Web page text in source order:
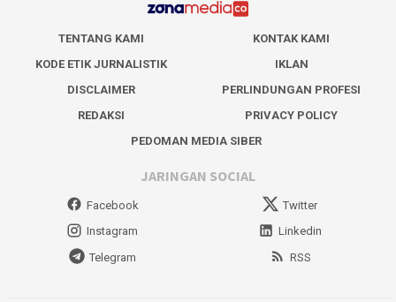
TENTANG KAMI
KONTAK KAMI
KODE ETIK JURNALISTIK
IKLAN
DISCLAIMER
PERLINDUNGAN PROFESI
REDAKSI
PRIVACY POLICY
PEDOMAN MEDIA SIBER
JARINGAN SOCIAL
Facebook
Twitter
Instagram
Linkedin
Telegram
RSS